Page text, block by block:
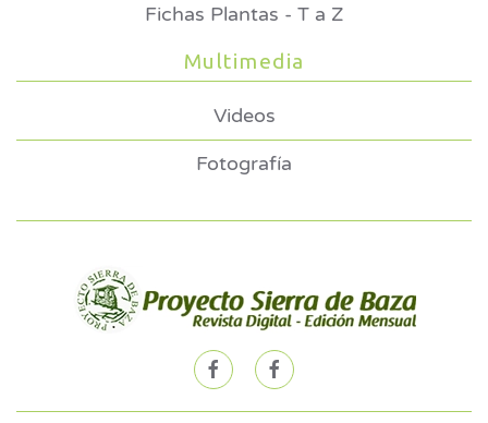
Fichas Plantas - T a Z
Multimedia
Videos
Fotografía